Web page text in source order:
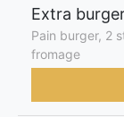
Extra
Pain burger, 2
fromage